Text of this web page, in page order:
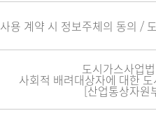
사용 계약 시 정보주체의 동의 /
도시가스사업
사회적 배려대상자에 대한
[산업통상자원